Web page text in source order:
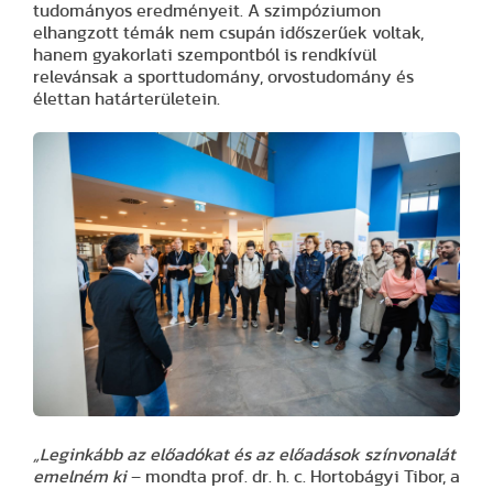
tudományos eredményeit. A szimpóziumon
elhangzott témák nem csupán időszerűek voltak,
hanem gyakorlati szempontból is rendkívül
relevánsak a sporttudomány, orvostudomány és
élettan határterületein.
„Leginkább az előadókat és az előadások színvonalát
emelném ki– mondta prof. dr. h. c. Hortobágyi Tibor, a